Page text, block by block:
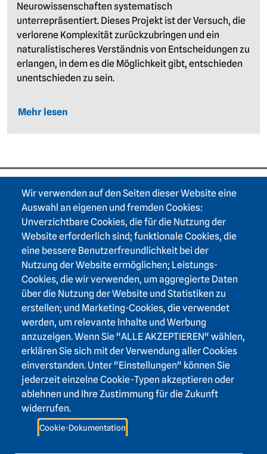
Wir verwenden auf den Seiten dieser Website eine
Auswahl an eigenen und fremden Cookies:
Unverzichtbare Cookies, die für die Nutzung der
Website erforderlich sind; funktionale Cookies, die
eine bessere Benutzerfreundlichkeit bei der
Nutzung der Website ermöglichen; Leistungs-
Cookies, die wir verwenden, um aggregierte Daten
über die Nutzung der Website und Statistiken zu
erstellen; und Marketing-Cookies, die verwendet
werden, um relevante Inhalte und Werbung
anzuzeigen. Wenn Sie "ALLE AKZEPTIEREN" wählen,
erklären Sie sich mit der Verwendung aller Cookies
einverstanden. Unter "Einstellungen" können Sie
jederzeit einzelne Cookie-Typen akzeptieren oder
ablehnen und Ihre Zustimmung für die Zukunft
widerrufen.
Cookie-Dokumentation
Neurowissenschaften systematisch
unterrepräsentiert. Dieses Projekt ist der Versuch, die
verlorene Komplexität zurückzubringen und ein
naturalistischeres Verständnis von Entscheidungen zu
erlangen, in dem es die Möglichkeit gibt, entschieden
unentschieden zu sein.
Mehr lesen
Footer area one
Footer area two
Login Intranet
Presse
Förderverein
Kontakt
Barrierefreiheit
Footer area three
Heidelberger Akademie der Wissenschaften
Karlstraße 4
69117 Heidelberg
+49 6221 / 54 32 65
hadw@hadw-bw.de